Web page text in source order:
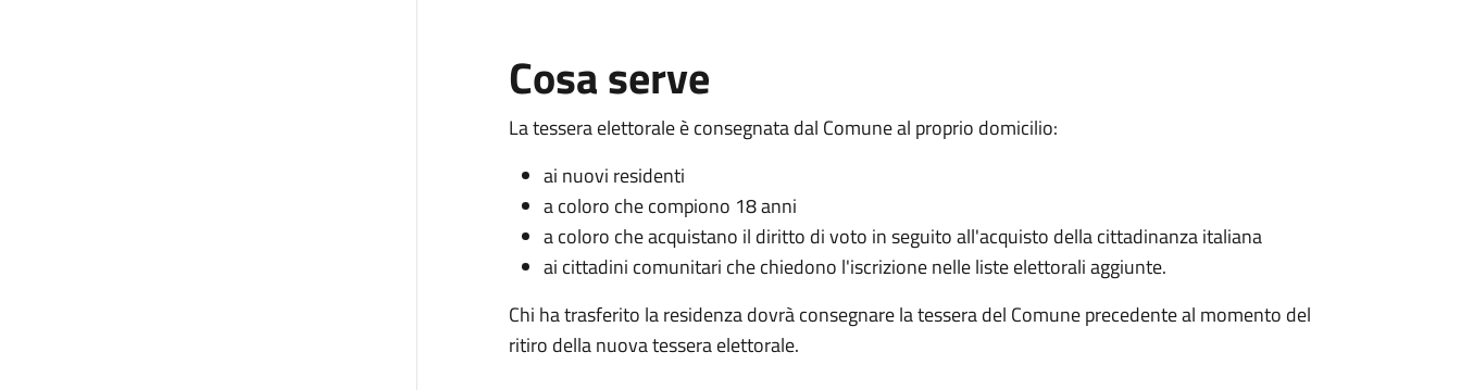
Cosa serve
La tessera elettorale è consegnata dal Comune al proprio domicilio:
ai nuovi residenti
a coloro che compiono 18 anni
a coloro che acquistano il diritto di voto in seguito all'acquisto della cittadinanza italiana
ai cittadini comunitari che chiedono l'iscrizione nelle liste elettorali aggiunte.
Chi ha trasferito la residenza dovrà consegnare la tessera del Comune precedente al momento del
ritiro della nuova tessera elettorale.